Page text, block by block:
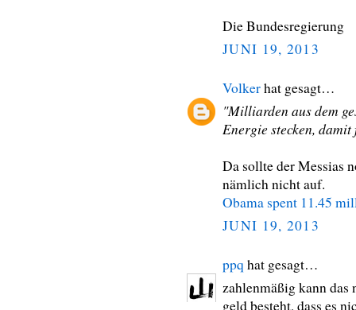
Die Bundesregierung
JUNI 19, 2013
Volkerhat gesagt…
"Milliarden aus dem
Energie stecken,
Da sollte der Messias
nämlich nicht auf.
Obama spent 11.45
JUNI 19, 2013
ppq hat gesagt…
zahlenmäßig kann das
geld besteht, dass es